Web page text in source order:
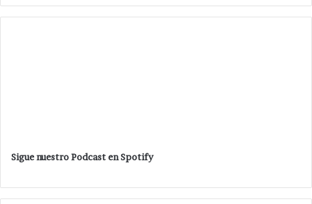
Sigue nuestro Podcast en Spotify